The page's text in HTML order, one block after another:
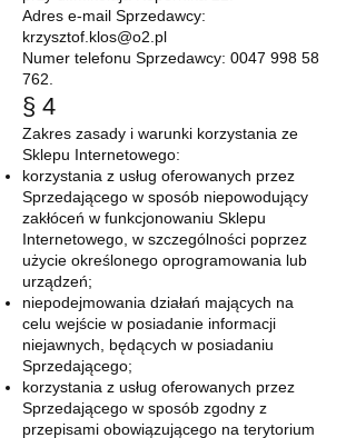
Adres e-mail Sprzedawcy:
krzysztof.klos@o2.pl
Numer telefonu Sprzedawcy: 0047 998 58
762
§ 4
Zakres zasady i warunki korzystania ze
Sklepu Internetowego:
korzystania z usług oferowanych przez
Sprzedającego w sposób niepowodujący
zakłóceń w funkcjonowaniu Sklepu
Internetowego, w szczególności poprzez
użycie określonego oprogramowania lub
urządzeń;
niepodejmowania działań mających na
celu wejście w posiadanie informacji
niejawnych, będących w posiadaniu
Sprzedającego;
korzystania z usług oferowanych przez
Sprzedającego w sposób zgodny z
przepisami obowiązującego na terytorium